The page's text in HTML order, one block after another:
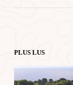
PLUS LUS